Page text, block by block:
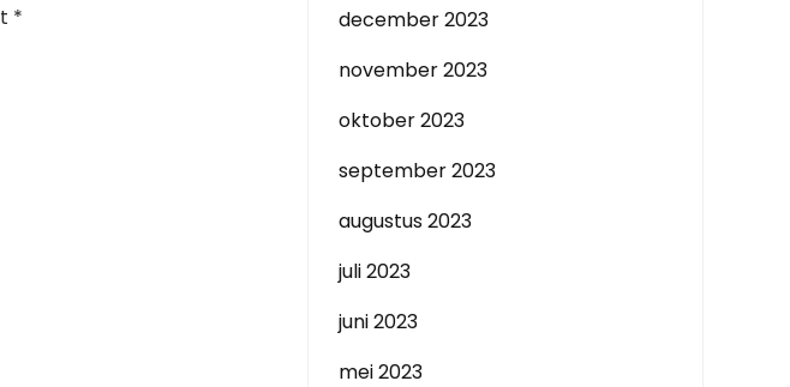
*
december 2023
november 2023
oktober 2023
september 2023
augustus 2023
juli 2023
juni 2023
mei 2023